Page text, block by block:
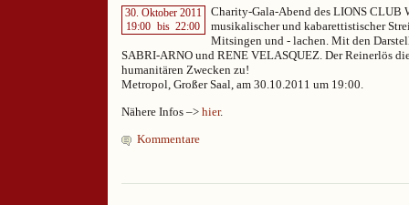
30. Oktober 2011
19:00 bis 22:00
Charity-Gala-Abend des LIONS CLUB
musikalischer und kabarettistischer
Mitsingen und - lachen. Mit den
SABRI-ARNO und RENE VELASQUEZ. Der Reinerlös
humanitären Zwecken zu!
Metropol, Großer Saal, am 30.10.2011 um 19:00.
Nähere Infos –> hier.
Kommentare